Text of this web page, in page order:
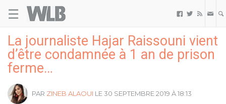
☰   
La journaliste Hajar Raissouni vient
d’être condamnée à 1 an de prison
ferme…
PAR ZINEB ALAOUI LE 30 SEPTEMBRE 2019 À 18:13